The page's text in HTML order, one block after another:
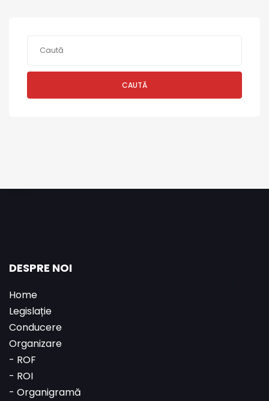
CAUTĂ
DESPRE NOI
Home
Legislație
Conducere
Organizare
- ROF
- ROI
- Organigramă